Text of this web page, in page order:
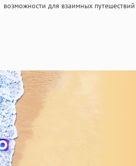
возможности для взаимных путешествий